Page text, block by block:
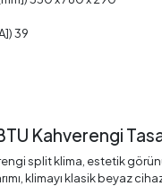
39
Kahverengi
split klima, estetik
klimayı klasik beyaz